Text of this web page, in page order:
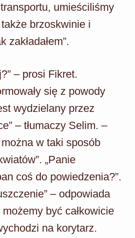
umieściliśmy
brzoskwinie i
zakładałem”.
– prosi Fikret.
się z powody
wydzielany przez
– tłumaczy Selim. –
w taki sposób
„Panie
coś do powiedzenia?”.
– odpowiada
możemy być całkowicie
na korytarz.